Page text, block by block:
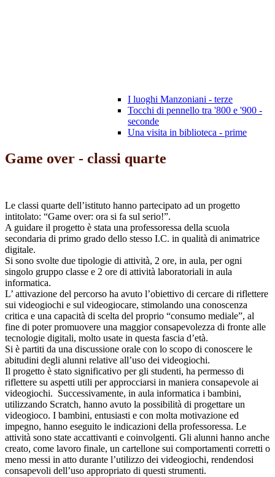
I luoghi Manzoniani - terze
Tocchi di pennello tra '800 e '900 -
seconde
Una visita in biblioteca - prime
Game over - classi quarte
Le classi quarte dell’istituto hanno partecipato ad un progetto
intitolato: “Game over: ora si fa sul serio!”.
A guidare il progetto è stata una professoressa della scuola
secondaria di primo grado dello stesso I.C. in qualità di animatrice
digitale.
Si sono svolte due tipologie di attività, 2 ore, in aula, per ogni
singolo gruppo classe e 2 ore di attività laboratoriali in aula
informatica.
L’ attivazione del percorso ha avuto l’obiettivo di cercare di riflettere
sui videogiochi e sul videogiocare, stimolando una conoscenza
critica e una capacità di scelta del proprio “consumo mediale”, al
fine di poter promuovere una maggior consapevolezza di fronte alle
tecnologie digitali, molto usate in questa fascia d’età.
Si è partiti da una discussione orale con lo scopo di conoscere le
abitudini degli alunni relative all’uso dei videogiochi.
Il progetto è stato significativo per gli studenti, ha permesso di
riflettere su aspetti utili per approcciarsi in maniera consapevole ai
videogiochi. Successivamente, in aula informatica i bambini,
utilizzando Scratch, hanno avuto la possibilità di progettare un
videogioco. I bambini, entusiasti e con molta motivazione ed
impegno, hanno eseguito le indicazioni della professoressa. Le
attività sono state accattivanti e coinvolgenti. Gli alunni hanno anche
creato, come lavoro finale, un cartellone sui comportamenti corretti o
meno messi in atto durante l’utilizzo dei videogiochi, rendendosi
consapevoli dell’uso appropriato di questi strumenti.